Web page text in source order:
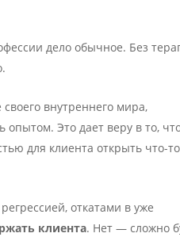
дело обычное. Без
внутреннего мира,
опытом. Это дает веру в то,
для клиента открыть что-
откатами в уже
клиента. Нет — сложно